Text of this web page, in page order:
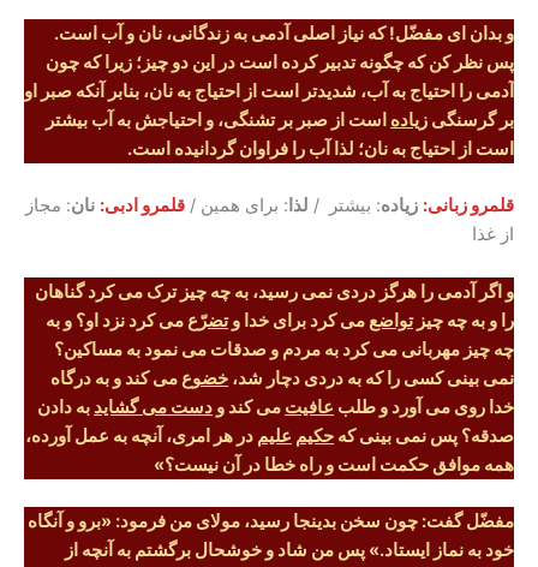
و بدان ای مفضّل! که نیاز اصلی آدمی به زندگانی، نان و آب است.
پس نظر کن که چگونه تدبیر کرده است در این دو چیز؛ زیرا که چون
آدمی را احتیاج به آب، شدیدتر است از احتیاج به نان، بنابر آنکه صبر او
بر گرسنگی زیاده است از صبر بر تشنگی، و احتیاجش به آب بیشتر
است از احتیاج به نان؛ لذا آب را فراوان گردانیده است.
قلمرو زبانی: زیاده: بیشتر / لذا : برای همین / قلمرو ادبی: نان: مجاز
از غذا
و اگر آدمی را هرگز دردی نمی رسید، به چه چیز ترک می کرد گناهان
را و به چه چیزتواضع می کرد برای خدا وتضرّع می کرد نزد او؟ و به
چه چیز مهربانی می کرد به مردم و صدقات می نمود به مساکین؟
نمی بینی کسی را که به دردی دچار شد، خضوع می کند و به درگاه
خدا روی می آورد و طلب عافیت می کند و دست می گشاید به دادن
صدقه؟ پس نمی بینی که حکیم علیم در هر امری، آنچه به عمل آورده،
همه موافق حکمت است و راه خطا در آن نیست؟»
مفضّل گفت: چون سخن بدینجا رسید، مولای من فرمود: «برو و آنگاه
خود به نماز ایستاد.» پس من شاد و خوشحال برگشتم به آنچه از